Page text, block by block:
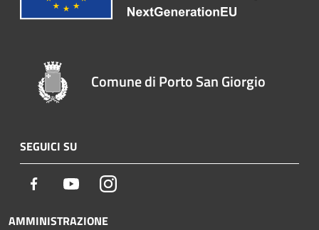
Comune di Porto San Giorgio
SEGUICI SU
Facebook YoutubeInstagram
AMMINISTRAZIONE